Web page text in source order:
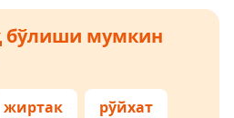
бўлиши мумкин
жиртак рўйхат